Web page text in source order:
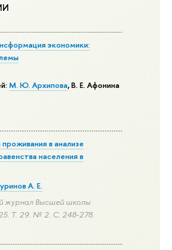
экономики:
М. Ю. Архипова, В. Е. Афонина
в анализе
населения в
А. Е.
журнал Высшей школы
Т. 29. № 2. С. 248-278.